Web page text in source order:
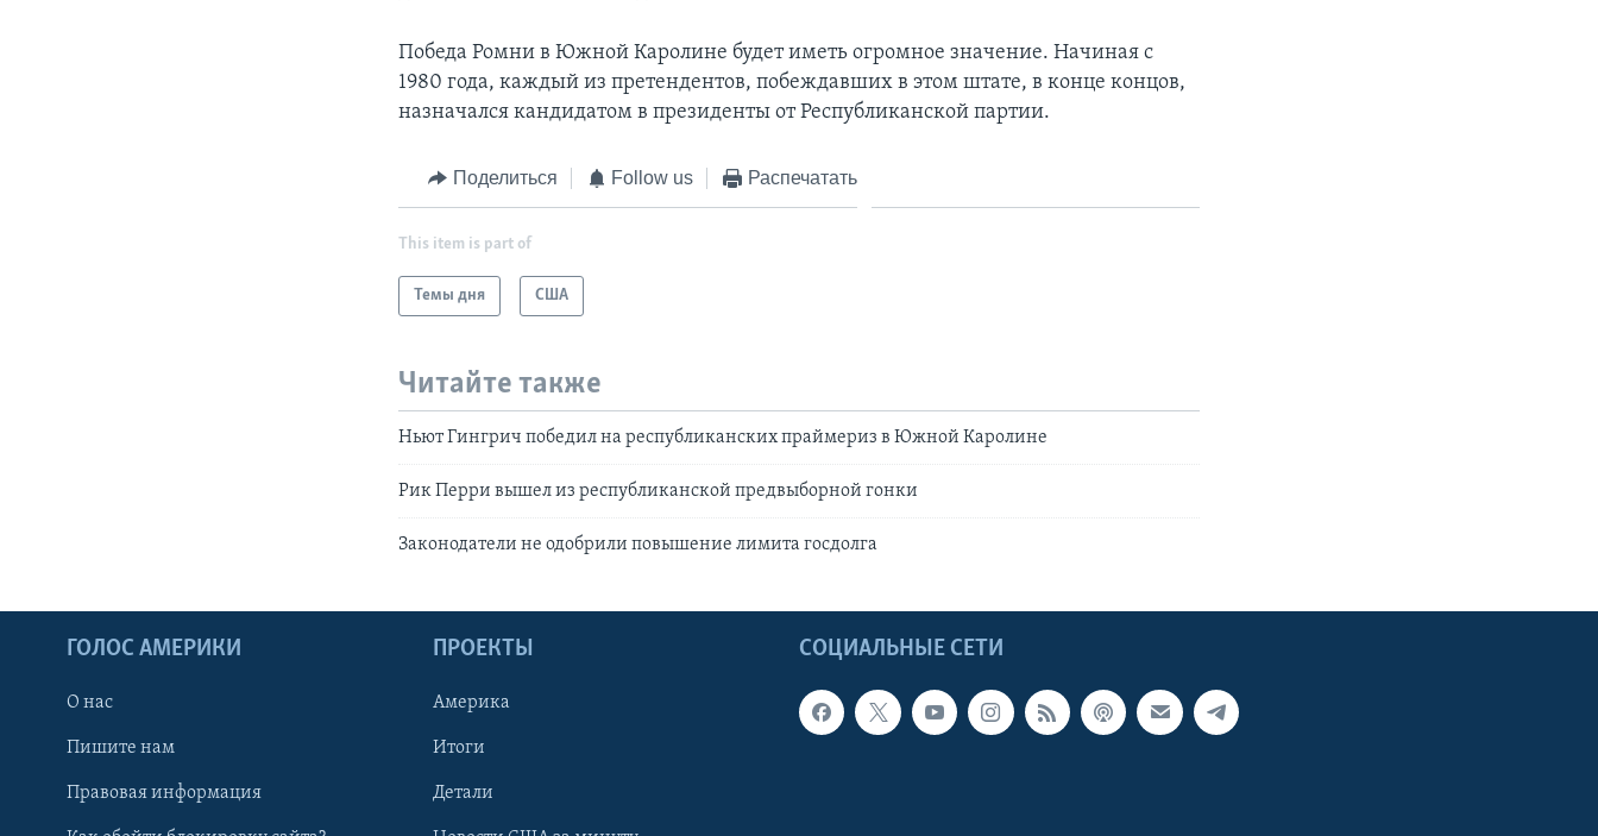
Победа Ромни в Южной Каролине будет иметь огромное значение. Начиная с
1980 года, каждый из претендентов, побеждавших в этом штате, в конце концов,
назначался кандидатом в президенты от Республиканской партии.
Поделиться Follow us Распечатать
This item is part of
Темы дня США
Читайте также
Ньют Гингрич победил на республиканских праймериз в Южной Каролине
Рик Перри вышел из республиканской предвыборной гонки
Законодатели не одобрили повышение лимита госдолга
СОЦИАЛЬНЫЕ СЕТИ
ГОЛОС АМЕРИКИ
О нас
Пишите нам
Правовая информация
ПРОЕКТЫ
Америка
Итоги
Детали